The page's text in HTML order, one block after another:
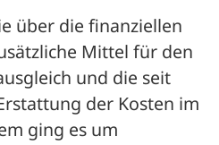
über die finanziellen
Mittel für den
und die seit
der Kosten im
ging es um